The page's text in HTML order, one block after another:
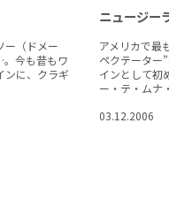
ー（ドメー
今も昔もワ
ンに、クラギ
ニュージー
アメリカで最
ペクテーター
インとして初
ー・テ・ム
03.12.2006